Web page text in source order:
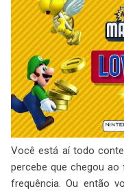
Você está aí todo
percebe que chegou
frequência. Ou então